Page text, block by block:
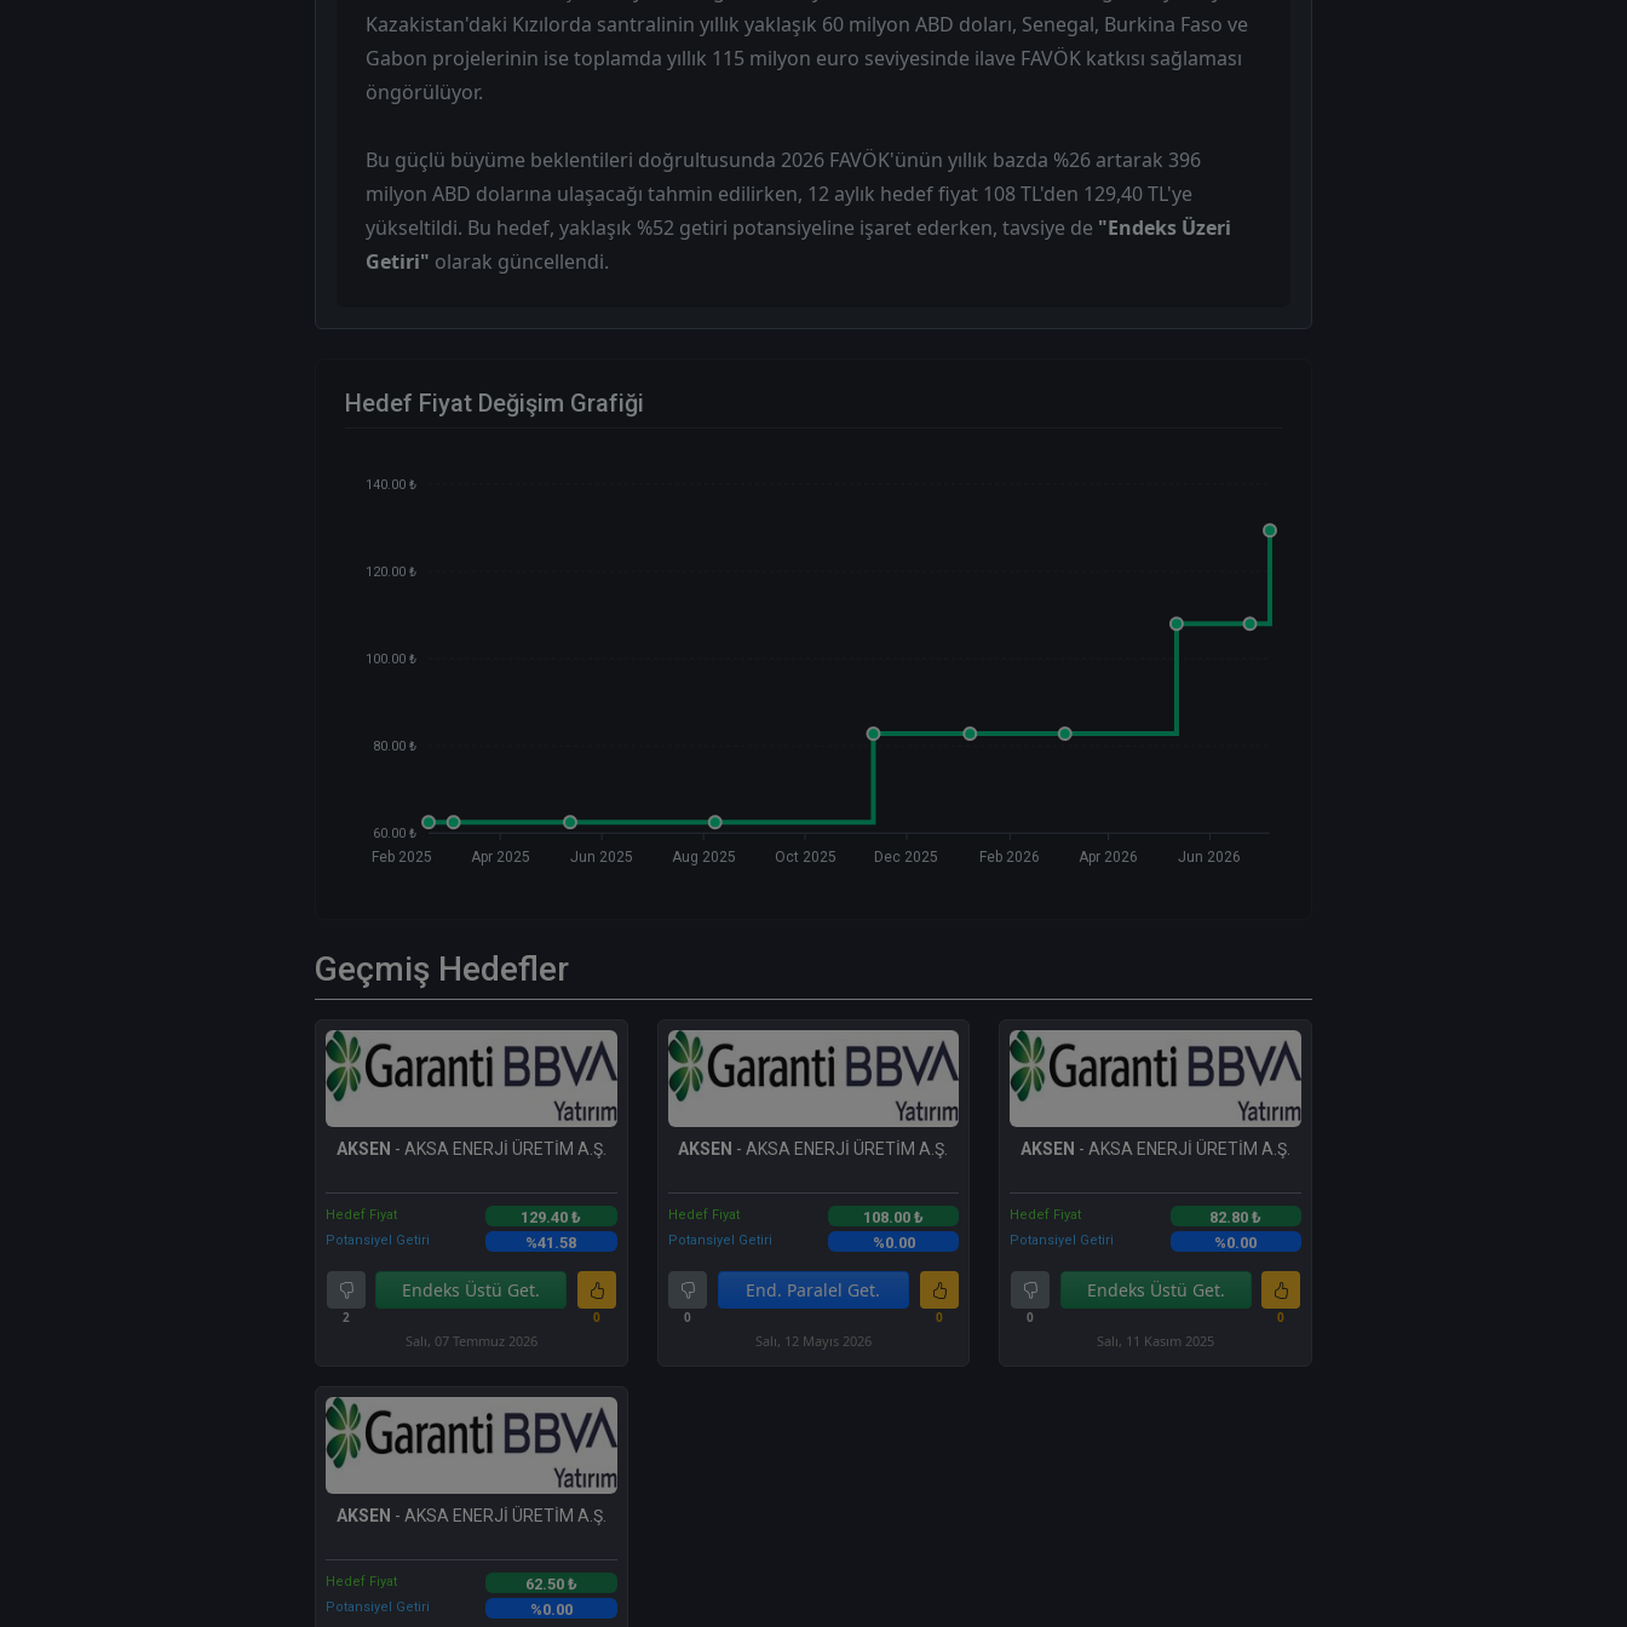
Kazakistan'daki Kızılorda santralinin yıllık yaklaşık 60 milyon ABD doları, Senegal, Burkina Faso ve
Gabon projelerinin ise toplamda yıllık 115 milyon euro seviyesinde ilave FAVÖK katkısı sağlaması
öngörülüyor.
Bu güçlü büyüme beklentileri doğrultusunda 2026 FAVÖK'ünün yıllık bazda %26 artarak 396
milyon ABD dolarına ulaşacağı tahmin edilirken, 12 aylık hedef fiyat 108 TL'den 129,40 TL'ye
yükseltildi. Bu hedef, yaklaşık %52 getiri potansiyeline işaret ederken, tavsiye de "Endeks Üzeri
Getiri" olarak güncellendi.
Hedef Fiyat Değişim Grafiği
140.00 ₺
120.00 ₺
100.00 ₺
80.00 ₺
60.00 ₺
Feb 2025 Apr 2025 Jun 2025 Aug 2025 Oct 2025 Dec 2025 Feb 2026 Apr 2026 Jun 2026
Geçmiş Hedefler
AKSEN - AKSA ENERJİ ÜRETİM A.Ş.
Hedef Fiyat 129.40 ₺
Potansiyel Getiri %41.58
2
Endeks Üstü Get.
0
Salı, 07 Temmuz 2026
AKSEN - AKSA ENERJİ ÜRETİM A.Ş.
Hedef Fiyat 108.00 ₺
Potansiyel Getiri %0.00
0
End. Paralel Get.
0
Salı, 12 Mayıs 2026
AKSEN - AKSA ENERJİ ÜRETİM A.Ş.
Hedef Fiyat 82.80 ₺
Potansiyel Getiri %0.00
0
Endeks Üstü Get.
0
Salı, 11 Kasım 2025
AKSEN - AKSA ENERJİ ÜRETİM A.Ş.
Hedef Fiyat 62.50 ₺
Potansiyel Getiri %0.00